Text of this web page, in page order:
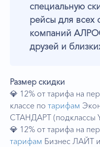
специальную
рейсы для всех
компаний
друзей и
Размер скидки
💎 12% от тарифа на
классе по тарифам
СТАНДАРТ (подклассы
💎 12% от тарифа на
тарифам Бизнес ЛАЙТ